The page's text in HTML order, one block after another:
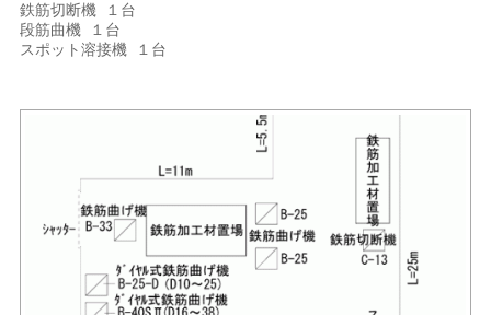
鉄筋切断機 １台
段筋曲機 １台
スポット溶接機 １台